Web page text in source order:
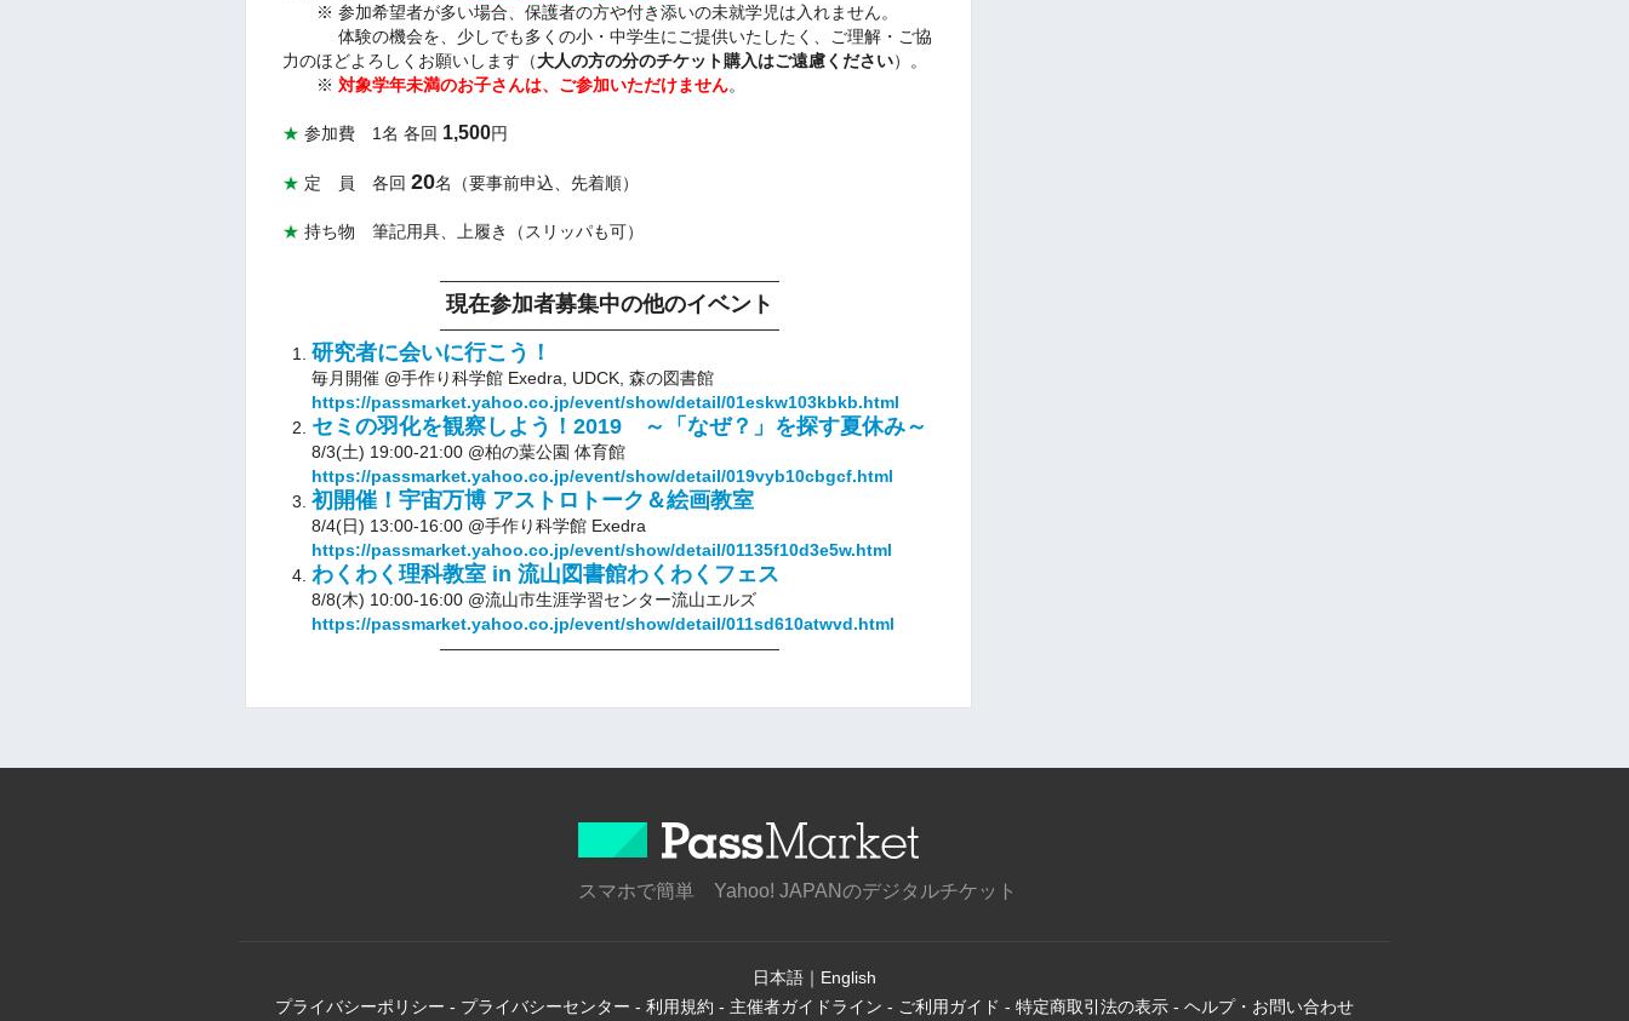
※ 参加希望者が多い場合、保護者の方や付き添いの未就学児は入れません。
体験の機会を、少しでも多くの小・中学生にご提供いたしたく、ご理解・ご協
力のほどよろしくお願いします（大人の方の分のチケット購入はご遠慮ください）。
※ 対象学年未満のお子さんは、ご参加いただけません。
★ 参加費 1名 各回 1,500円
★ 定 員 各回 20名（要事前申込、先着順）
★ 持ち物 筆記用具、上履き（スリッパも可）
――――――――――――――――――――
現在参加者募集中の他のイベント
――――――――――――――――――――
研究者に会いに行こう！
毎月開催 @手作り科学館 Exedra, UDCK, 森の図書館
https://passmarket.yahoo.co.jp/event/show/detail/01eskw103kbkb.html
セミの羽化を観察しよう！2019 ～「なぜ？」を探す夏休み～
8/3(土) 19:00-21:00 @柏の葉公園 体育館
https://passmarket.yahoo.co.jp/event/show/detail/019vyb10cbgcf.html
初開催！宇宙万博 アストロトーク＆絵画教室
8/4(日) 13:00-16:00 @手作り科学館 Exedra
https://passmarket.yahoo.co.jp/event/show/detail/01135f10d3e5w.html
わくわく理科教室 in 流山図書館わくわくフェス
8/8(木) 10:00-16:00 @流山市生涯学習センター流山エルズ
https://passmarket.yahoo.co.jp/event/show/detail/011sd610atwvd.html
――――――――――――――――――――
スマホで簡単 Yahoo! JAPANのデジタルチケット
日本語 ｜ English
プライバシーポリシー - プライバシーセンター - 利用規約 - 主催者ガイドライン - ご利用ガイド - 特定商取引法の表示 - ヘルプ・お問い合わせ